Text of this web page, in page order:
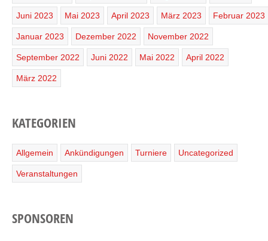
Juni 2023 Mai 2023 April 2023 März 2023 Februar 2023
Januar 2023 Dezember 2022 November 2022
September 2022 Juni 2022 Mai 2022 April 2022
März 2022
KATEGORIEN
Allgemein Ankündigungen Turniere Uncategorized
Veranstaltungen
SPONSOREN